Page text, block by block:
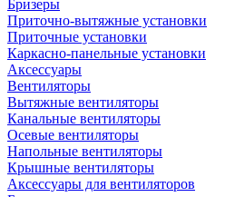
Бризеры
Приточно-вытяжные установки
Приточные установки
Каркасно-панельные установки
Аксессуары
Вентиляторы
Вытяжные вентиляторы
Канальные вентиляторы
Осевые вентиляторы
Напольные вентиляторы
Крышные вентиляторы
Аксессуары для вентиляторов